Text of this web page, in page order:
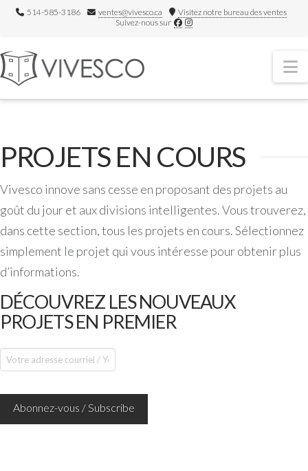
514-585-3186 ventes@vivesco.ca
Visitez notre bureau des ventes
Suivez-nous sur
PROJETS EN COURS
Vivesco innove sans cesse en proposant des projets au
goût du jour et aux divisions intelligentes. Vous trouverez,
dans cette section, tous les projets en cours. Sélectionnez
simplement le projet qui vous intéresse pour obtenir plus
d’informations.
DÉCOUVREZ LES NOUVEAUX
PROJETS EN PREMIER